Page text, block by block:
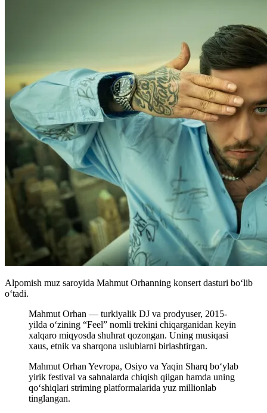
Alpomish muz saroyida Mahmut Orhanning konsert dasturi boʻlib
oʻtadi.
Mahmut Orhan — turkiyalik DJ va prodyuser, 2015-
yilda oʻzining “Feel” nomli trekini chiqarganidan keyin
xalqaro miqyosda shuhrat qozongan. Uning musiqasi
xaus, etnik va sharqona uslublarni birlashtirgan.
Mahmut Orhan Yevropa, Osiyo va Yaqin Sharq boʻylab
yirik festival va sahnalarda chiqish qilgan hamda uning
qoʻshiqlari striming platformalarida yuz millionlab
tinglangan.